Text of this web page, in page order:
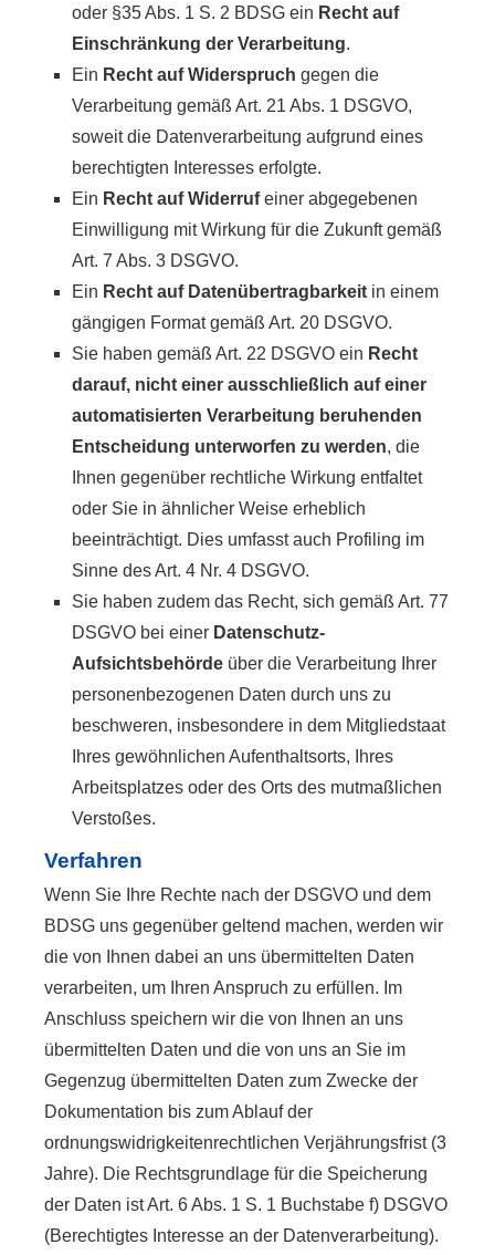
oder §35 Abs. 1 S. 2 BDSG ein Recht auf
Einschränkung der Verarbeitung.
Ein Recht auf Widerspruch gegen die
Verarbeitung gemäß Art. 21 Abs. 1 DSGVO,
soweit die Datenverarbeitung aufgrund eines
berechtigten Interesses erfolgte.
Ein Recht auf Widerrufeiner abgegebenen
Einwilligung mit Wirkung für die Zukunft gemäß
Art. 7 Abs. 3 DSGVO.
Ein Recht auf Datenübertragbarkeit in einem
gängigen Format gemäß Art. 20 DSGVO.
Sie haben gemäß Art. 22 DSGVO ein Recht
darauf, nicht einer ausschließlich auf einer
automatisierten Verarbeitung beruhenden
Entscheidung unterworfen zu werden, die
Ihnen gegenüber rechtliche Wirkung entfaltet
oder Sie in ähnlicher Weise erheblich
beeinträchtigt. Dies umfasst auch Profiling im
Sinne des Art. 4 Nr. 4 DSGVO.
Sie haben zudem das Recht, sich gemäß Art. 77
DSGVO bei einer Datenschutz-
Aufsichtsbehörde über die Verarbeitung Ihrer
personenbezogenen Daten durch uns zu
beschweren, insbesondere in dem Mitgliedstaat
Ihres gewöhnlichen Aufenthaltsorts, Ihres
Arbeitsplatzes oder des Orts des mutmaßlichen
Verstoßes.
Verfahren
Wenn Sie Ihre Rechte nach der DSGVO und dem
BDSG uns gegenüber geltend machen, werden wir
die von Ihnen dabei an uns übermittelten Daten
verarbeiten, um Ihren Anspruch zu erfüllen. Im
Anschluss speichern wir die von Ihnen an uns
übermittelten Daten und die von uns an Sie im
Gegenzug übermittelten Daten zum Zwecke der
Dokumentation bis zum Ablauf der
ordnungswidrigkeitenrechtlichen Verjährungsfrist (3
Jahre). Die Rechtsgrundlage für die Speicherung
der Daten ist Art. 6 Abs. 1 S. 1 Buchstabe f) DSGVO
(Berechtigtes Interesse an der Datenverarbeitung).